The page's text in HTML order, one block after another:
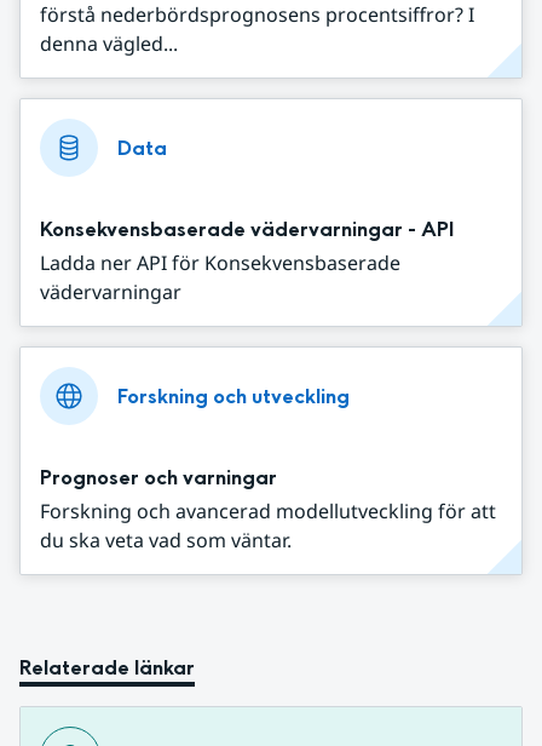
förstå nederbördsprognosens procentsiffror? I
denna vägled...
Data
Konsekvensbaserade vädervarningar - API
Ladda ner API för Konsekvensbaserade
vädervarningar
Forskning och utveckling
Prognoser och varningar
Forskning och avancerad modellutveckling för att
du ska veta vad som väntar.
Relaterade länkar